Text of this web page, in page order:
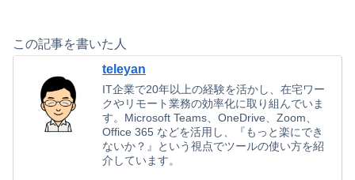
この記事を書いた人
teleyan
IT企業で20年以上の経験を活かし、在宅ワー
クやリモート業務の効率化に取り組んでいま
す。Microsoft Teams、OneDrive、Zoom、
Office 365 などを活用し、『もっと楽にでき
ないか？』という視点でツールの使い方を紹
介しています。